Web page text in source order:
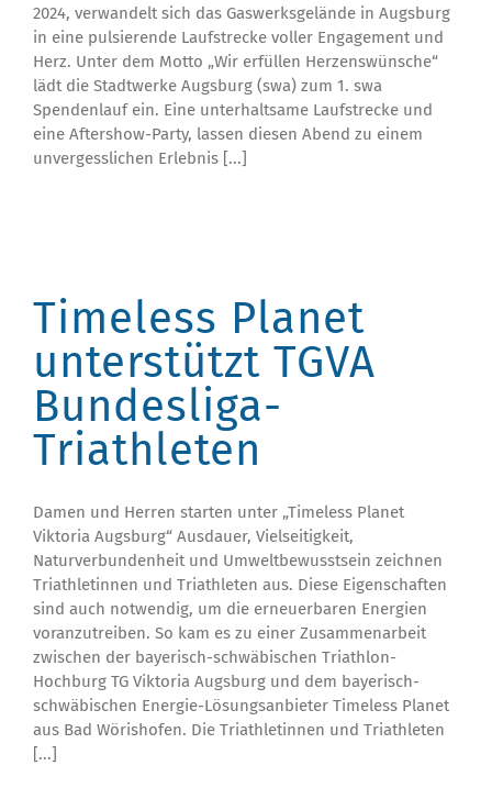
2024, verwandelt sich das Gaswerksgelände in Augsburg
in eine pulsierende Laufstrecke voller Engagement und
Herz. Unter dem Motto „Wir erfüllen Herzenswünsche“
lädt die Stadtwerke Augsburg (swa) zum 1. swa
Spendenlauf ein. Eine unterhaltsame Laufstrecke und
eine Aftershow-Party, lassen diesen Abend zu einem
unvergesslichen Erlebnis [...]
Timeless Planet
unterstützt TGVA
Bundesliga-
Triathleten
Damen und Herren starten unter „Timeless Planet
Viktoria Augsburg“ Ausdauer, Vielseitigkeit,
Naturverbundenheit und Umweltbewusstsein zeichnen
Triathletinnen und Triathleten aus. Diese Eigenschaften
sind auch notwendig, um die erneuerbaren Energien
voranzutreiben. So kam es zu einer Zusammenarbeit
zwischen der bayerisch-schwäbischen Triathlon-
Hochburg TG Viktoria Augsburg und dem bayerisch-
schwäbischen Energie-Lösungsanbieter Timeless Planet
aus Bad Wörishofen. Die Triathletinnen und Triathleten
[...]